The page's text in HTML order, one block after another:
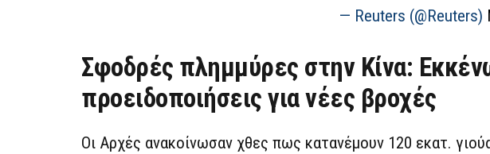
— Reuters (@Reuters)
Σφοδρές πλημμύρες στην Κίνα:
προειδοποιήσεις για νέες βροχές
Οι Aρχές ανακοίνωσαν χθες πως κατανέμουν 120 εκατ.